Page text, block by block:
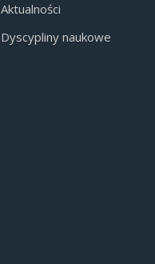
Aktualności
Dyscypliny naukowe